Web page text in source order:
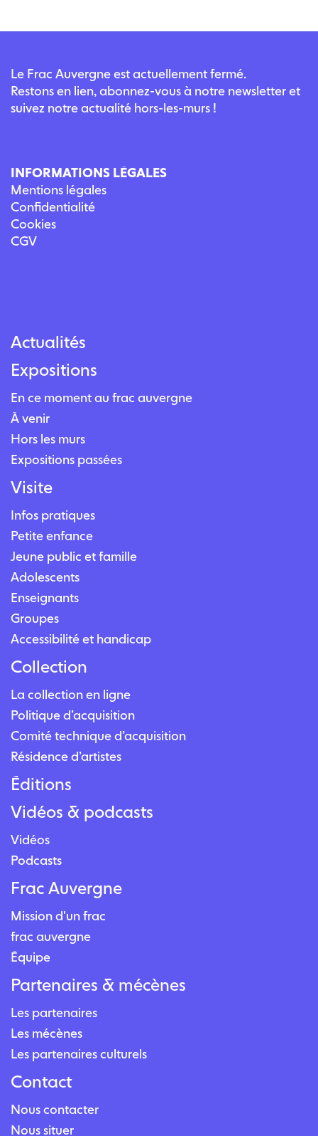
Le Frac Auvergne est actuellement fermé.
Restons en lien, abonnez-vous à notre newsletter et
suivez notre actualité hors-les-murs !
INFORMATIONS LÉGALES
Mentions légales
Confidentialité
Cookies
CGV
Actualités
Expositions
En ce moment au frac auvergne
À venir
Hors les murs
Expositions passées
Visite
Infos pratiques
Petite enfance
Jeune public et famille
Adolescents
Enseignants
Groupes
Accessibilité et handicap
Collection
La collection en ligne
Politique d’acquisition
Comité technique d’acquisition
Résidence d’artistes
Éditions
Vidéos & podcasts
Vidéos
Podcasts
Frac Auvergne
Mission d'un frac
frac auvergne
Équipe
Partenaires & mécènes
Les partenaires
Les mécènes
Les partenaires culturels
Contact
Nous contacter
Nous situer